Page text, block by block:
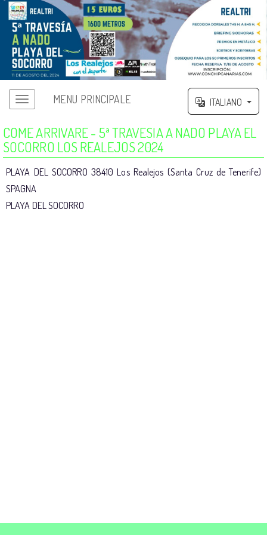
MENU PRINCIPALE ITALIANO
COME ARRIVARE - 5ª TRAVESIA A NADO PLAYA EL
SOCORRO LOS REALEJOS 2024
PLAYA DEL SOCORRO 38410 Los Realejos (Santa Cruz de Tenerife)
SPAGNA
PLAYA DEL SOCORRO